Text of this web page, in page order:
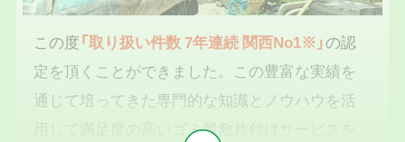
この度「取り扱い件数 7年連続 関西No1※」の認
定を頂くことができました。この豊富な実績を
通じて培ってきた専門的な知識とノウハウを活
用して満足度の高いゴミ屋敷片付けサービスを